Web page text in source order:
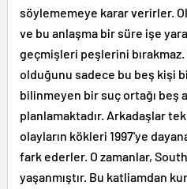
söylememeye karar verirler.
ve bu anlaşma bir süre işe
geçmişleri peşlerini
olduğunu sadece bu beş kişi
bilinmeyen bir suç ortağı beş
planlamaktadır. Arkadaşlar
olayların kökleri 1997'ye
fark ederler. O zamanlar,
yaşanmıştır. Bu katliamdan